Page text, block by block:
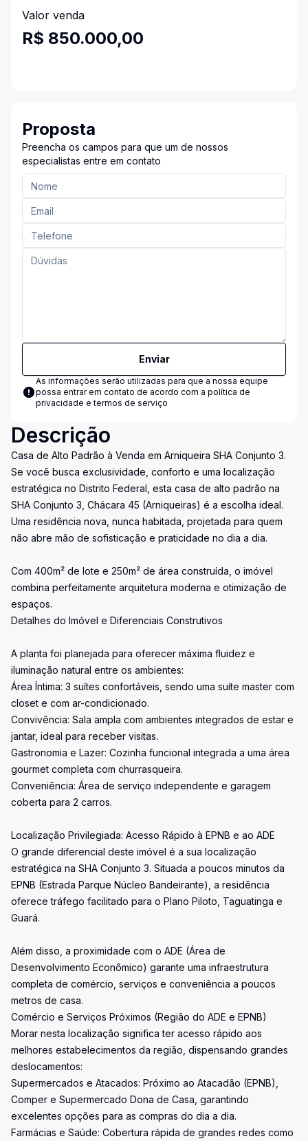
Valor venda
R$ 850.000,00
Proposta
Preencha os campos para que um de nossos
especialistas entre em contato
Enviar
As informações serão utilizadas para que a nossa equipe
possa entrar em contato de acordo com a política de
privacidade e termos de serviço
Descrição
Casa de Alto Padrão à Venda em Arniqueira SHA Conjunto 3.
Se você busca exclusividade, conforto e uma localização
estratégica no Distrito Federal, esta casa de alto padrão na
SHA Conjunto 3, Chácara 45 (Arniqueiras) é a escolha ideal.
Uma residência nova, nunca habitada, projetada para quem
não abre mão de sofisticação e praticidade no dia a dia.
Com 400m² de lote e 250m² de área construída, o imóvel
combina perfeitamente arquitetura moderna e otimização de
espaços.
Detalhes do Imóvel e Diferenciais Construtivos
A planta foi planejada para oferecer máxima fluidez e
iluminação natural entre os ambientes:
Área Íntima: 3 suítes confortáveis, sendo uma suíte master com
closet e com ar-condicionado.
Convivência: Sala ampla com ambientes integrados de estar e
jantar, ideal para receber visitas.
Gastronomia e Lazer: Cozinha funcional integrada a uma área
gourmet completa com churrasqueira.
Conveniência: Área de serviço independente e garagem
coberta para 2 carros.
Localização Privilegiada: Acesso Rápido à EPNB e ao ADE
O grande diferencial deste imóvel é a sua localização
estratégica na SHA Conjunto 3. Situada a poucos minutos da
EPNB (Estrada Parque Núcleo Bandeirante), a residência
oferece tráfego facilitado para o Plano Piloto, Taguatinga e
Guará.
Além disso, a proximidade com o ADE (Área de
Desenvolvimento Econômico) garante uma infraestrutura
completa de comércio, serviços e conveniência a poucos
metros de casa.
Comércio e Serviços Próximos (Região do ADE e EPNB)
Morar nesta localização significa ter acesso rápido aos
melhores estabelecimentos da região, dispensando grandes
deslocamentos:
Supermercados e Atacados: Próximo ao Atacadão (EPNB),
Comper e Supermercado Dona de Casa, garantindo
excelentes opções para as compras do dia a dia.
Farmácias e Saúde: Cobertura rápida de grandes redes como